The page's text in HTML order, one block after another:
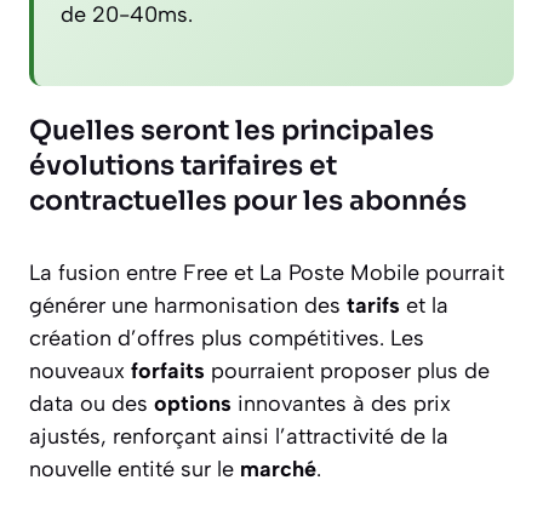
de 20-40ms.
Quelles seront les principales
évolutions tarifaires et
contractuelles pour les abonnés
La fusion entre Free et La Poste Mobile pourrait
générer une harmonisation des tarifs et la
création d’offres plus compétitives. Les
nouveaux forfaits pourraient proposer plus de
data ou des options innovantes à des prix
ajustés, renforçant ainsi l’attractivité de la
nouvelle entité sur le marché.